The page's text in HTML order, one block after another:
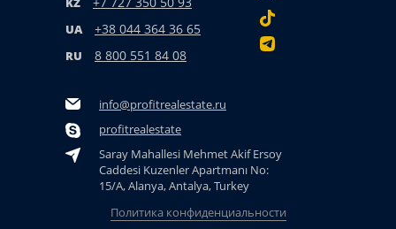
UA +38 044 364 36 65
RU 8 800 551 84 08
info@profitrealestate.ru
profitrealestate
Saray Mahallesi Mehmet Akif Ersoy
Caddesi Kuzenler Apartmanı No:
15/A, Alanya, Antalya, Turkey
Политика конфиденциальности